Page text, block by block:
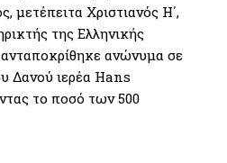
μετέπειτα Χριστιανός Η΄,
της Ελληνικής
ανώνυμα σε
Δανού ιερέα Hans
το ποσό των 500